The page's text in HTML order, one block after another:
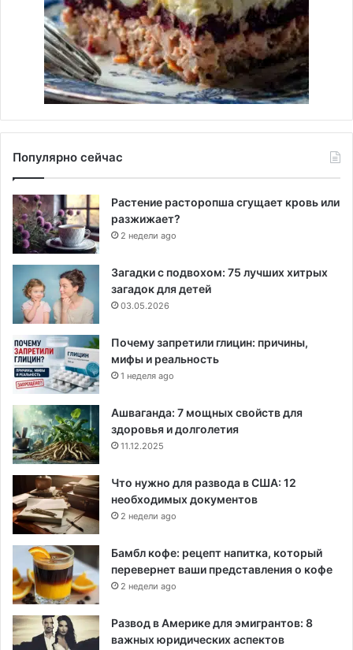
Популярно сейчас
Растение расторопша сгущает кровь или
разжижает?
2 недели ago
Загадки с подвохом: 75 лучших хитрых
загадок для детей
03.05.2026
Почему запретили глицин: причины,
мифы и реальность
1 неделя ago
Ашваганда: 7 мощных свойств для
здоровья и долголетия
11.12.2025
Что нужно для развода в США: 12
необходимых документов
2 недели ago
Бамбл кофе: рецепт напитка, который
перевернет ваши представления о кофе
2 недели ago
Развод в Америке для эмигрантов: 8
важных юридических аспектов